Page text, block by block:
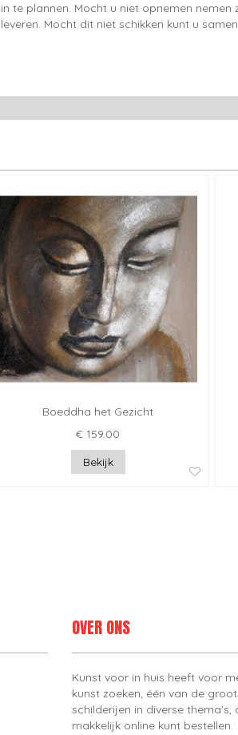
te plannen. Mocht u niet opnemen
Mocht dit niet schikken kunt u
Boeddha het Gezicht
€ 159.00
Bekijk
OVER ONS
Kunst voor in huis heeft voor
kunst zoeken, één van de
schilderijen in diverse thema's,
makkelijk online kunt bestellen.